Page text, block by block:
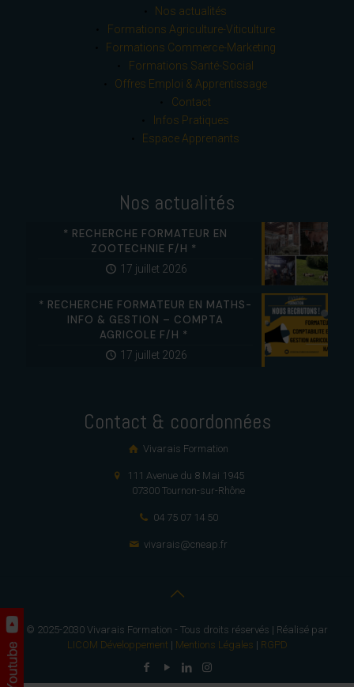
Nos actualités
Formations Agriculture-Viticulture
Formations Commerce-Marketing
Formations Santé-Social
Offres Emploi & Apprentissage
Contact
Infos Pratiques
Espace Apprenants
Nos actualités
* RECHERCHE FORMATEUR EN
ZOOTECHNIE F/H *
17 juillet 2026
* RECHERCHE FORMATEUR EN MATHS-
INFO & GESTION – COMPTA
AGRICOLE F/H *
17 juillet 2026
Contact & coordonnées
Vivarais Formation
111 Avenue du 8 Mai 1945
07300 Tournon-sur-Rhône
04 75 07 14 50
vivarais@cneap.fr
© 2025-2030 Vivarais Formation - Tous droits réservés | Réalisé par
LICOM Développement | Mentions Légales | RGPD